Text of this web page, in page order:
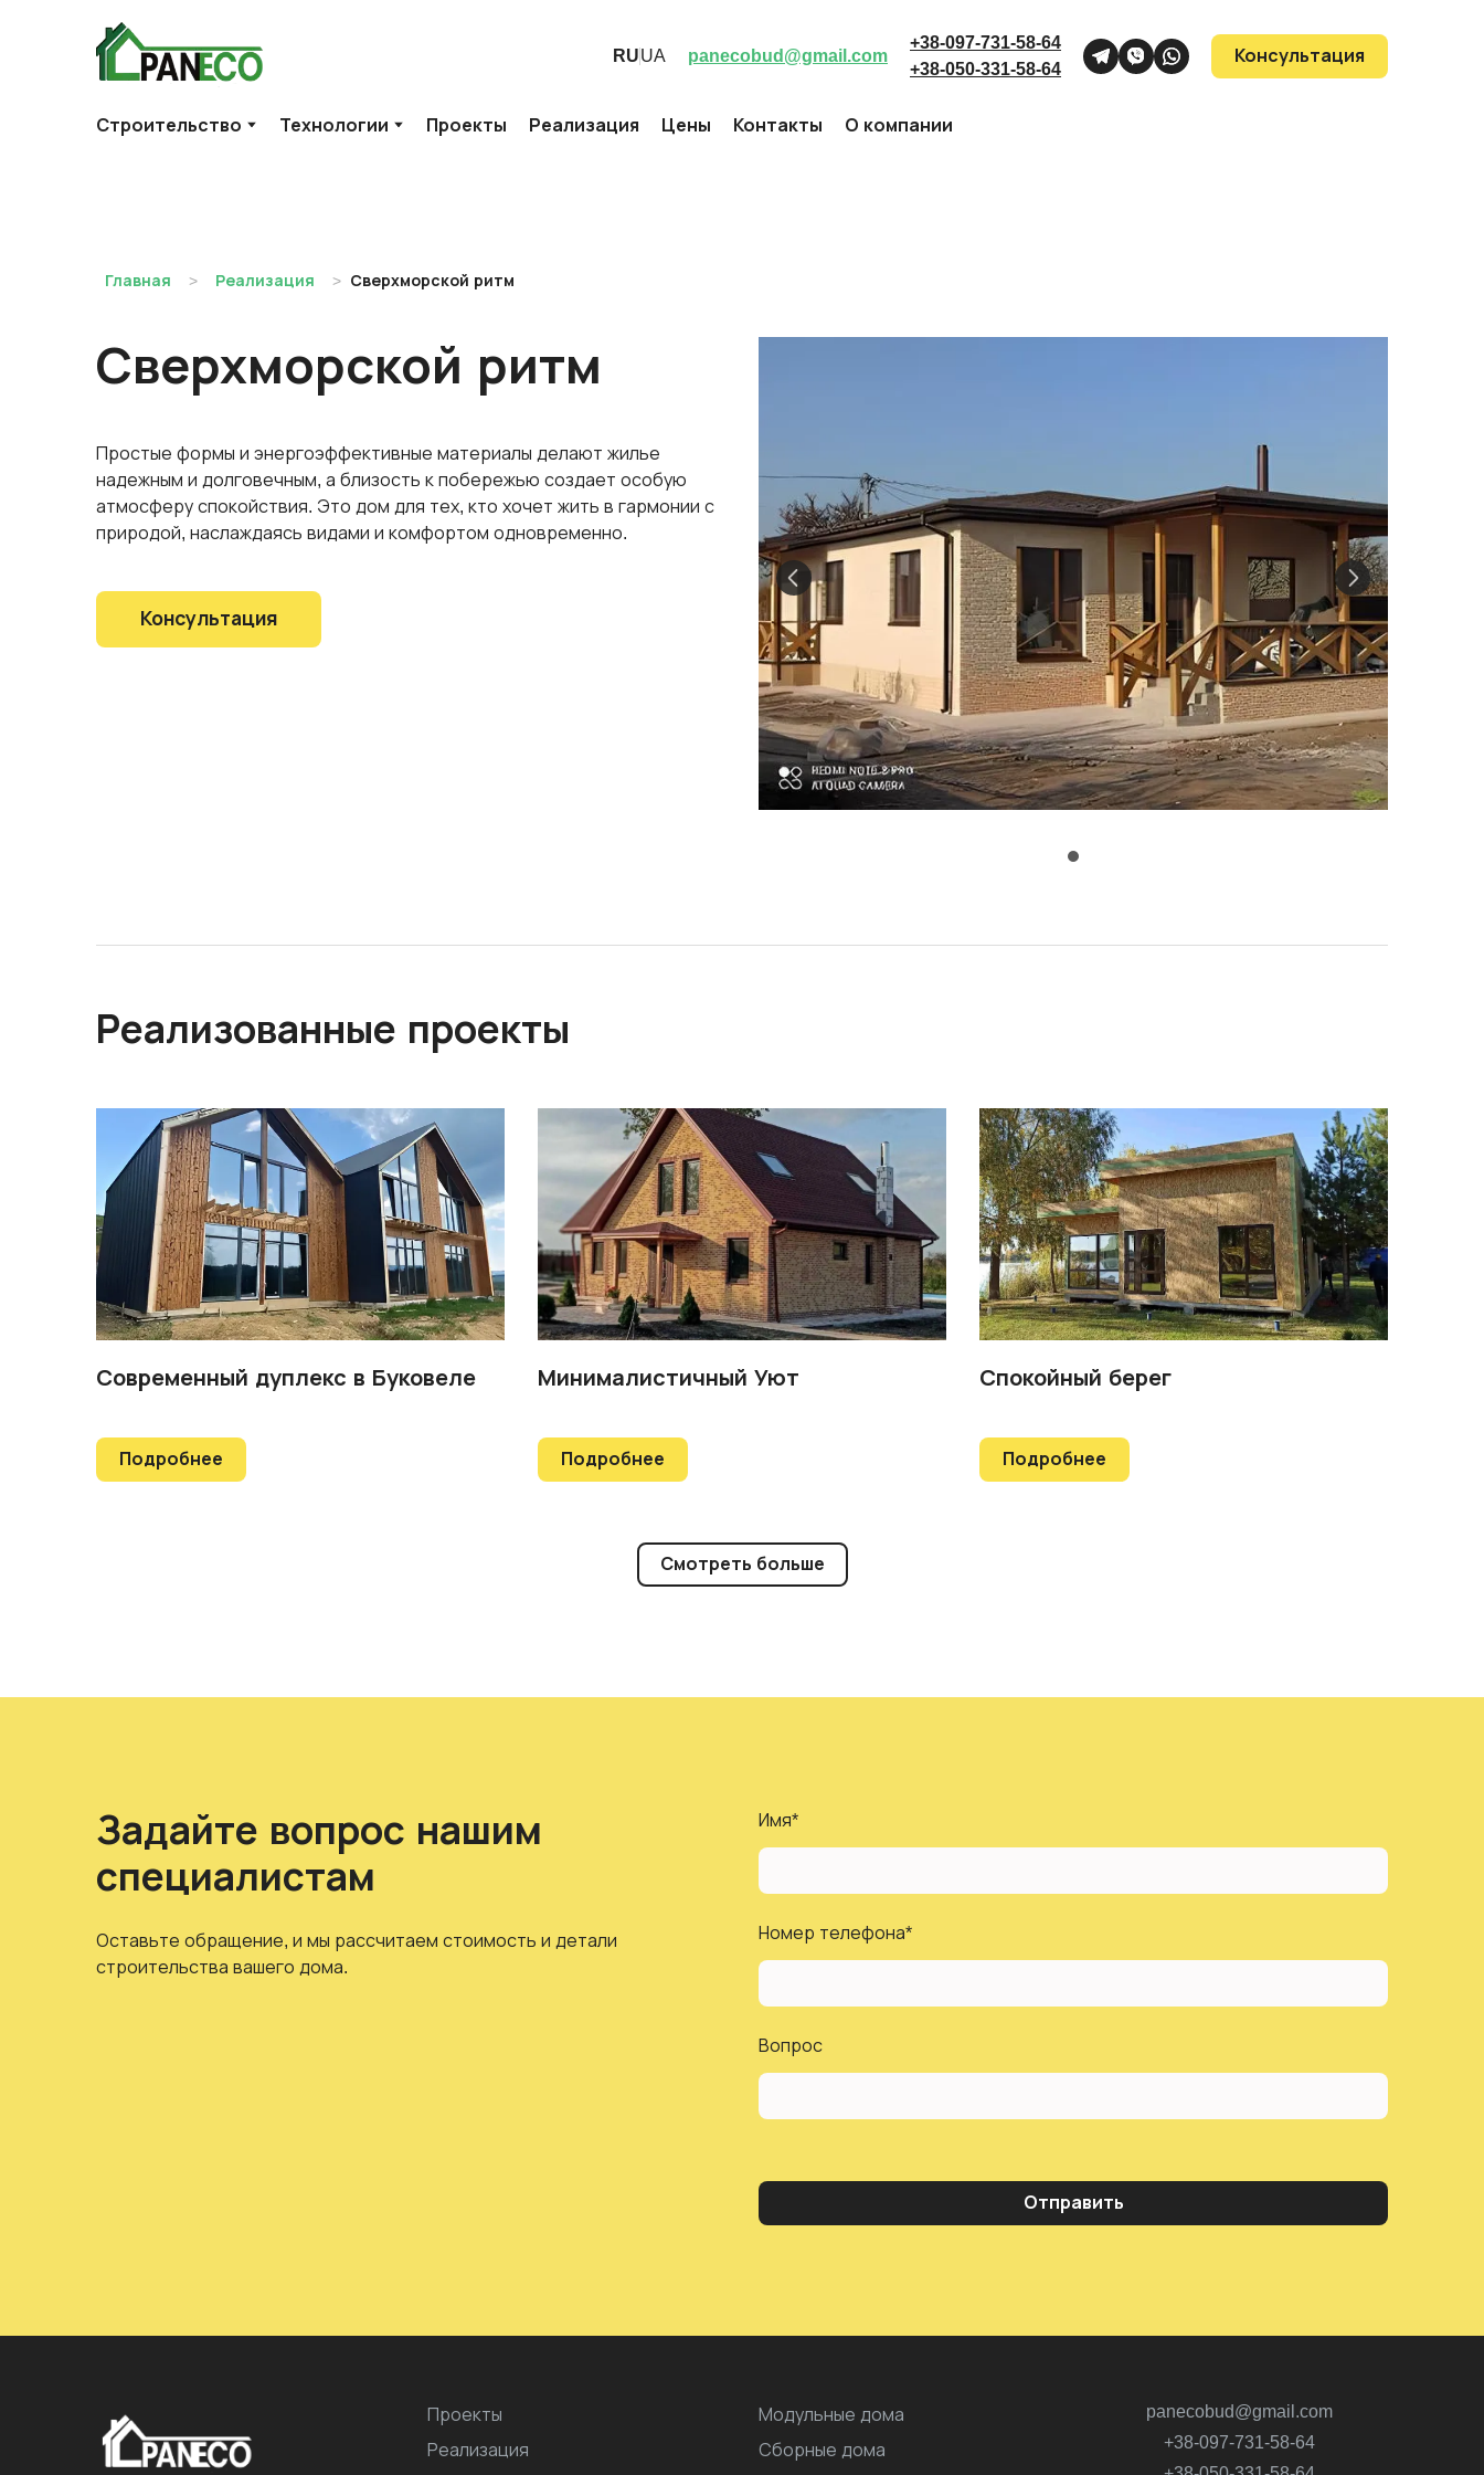
RUUA panecobud@gmail.com
+38-097-731-58-64
+38-050-331-58-64
Консультация
Строительство Технологии Проекты Реализация Цены Контакты О компании
Главная Реализация Сверхморской ритм
Сверхморской ритм
Простые формы и энергоэффективные материалы делают жилье
надежным и долговечным, а близость к побережью создает особую
атмосферу спокойствия. Это дом для тех, кто хочет жить в гармонии с
природой, наслаждаясь видами и комфортом одновременно.
Консультация
Реализованные проекты
Современный дуплекс в Буковеле
Подробнее
Минималистичный Уют
Подробнее
Спокойный берег
Подробнее
Смотреть больше
Задайте вопрос нашим
специалистам
Оставьте обращение, и мы рассчитаем стоимость и детали
строительства вашего дома.
Имя*
Номер телефона*
Вопрос
Отправить
Проекты
Реализация
Модульные дома
Сборные дома
panecobud@gmail.com
+38-097-731-58-64